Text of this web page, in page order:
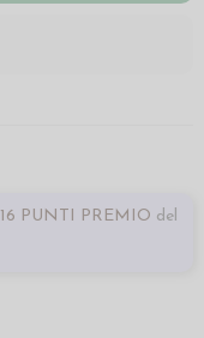
16 PUNTI PREMIO del